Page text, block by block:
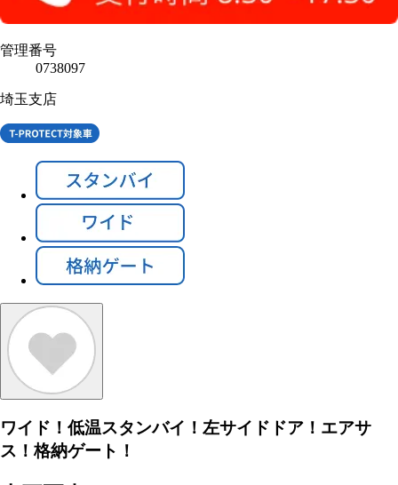
管理番号
0738097
埼玉支店
ワイド！低温スタンバイ！左サイドドア！エアサ
ス！格納ゲート！